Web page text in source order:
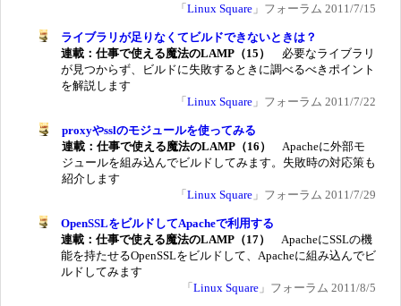
「 Linux Square 」フォーラム 2011/7/15
ライブラリが足りなくてビルドできないときは？
連載：仕事で使える魔法のLAMP（15）
必要なライブラリ
が見つからず、ビルドに失敗するときに調べるべきポイント
を解説します
「 Linux Square 」フォーラム 2011/7/22
proxyやsslのモジュールを使ってみる
連載：仕事で使える魔法のLAMP（16）
Apacheに外部モ
ジュールを組み込んでビルドしてみます。失敗時の対応策も
紹介します
「 Linux Square 」フォーラム 2011/7/29
OpenSSLをビルドしてApacheで利用する
連載：仕事で使える魔法のLAMP（17）
ApacheにSSLの機
能を持たせるOpenSSLをビルドして、Apacheに組み込んでビ
ルドしてみます
「 Linux Square 」フォーラム 2011/8/5